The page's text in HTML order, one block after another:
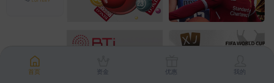
首页 资金 优惠 我的